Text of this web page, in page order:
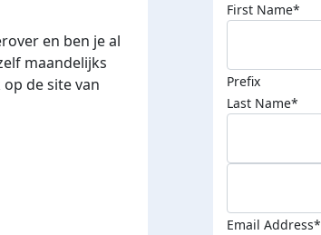
en ben je al
maandelijks
de site van
First Name*
Prefix
Last Name*
Email Address*